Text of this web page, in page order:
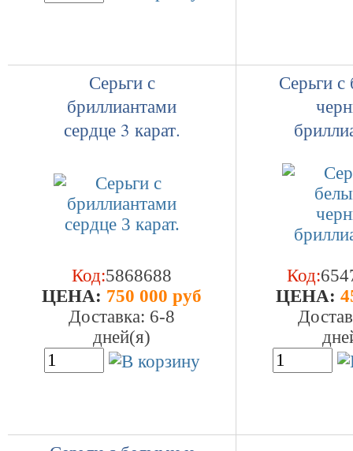
Серьги с
бриллиантами
сердце 3 карат.
Код:5868688
ЦEHA: 750 000 руб
Доставка: 6-8
дней(я)
Серьги
Код:
ЦEHA: